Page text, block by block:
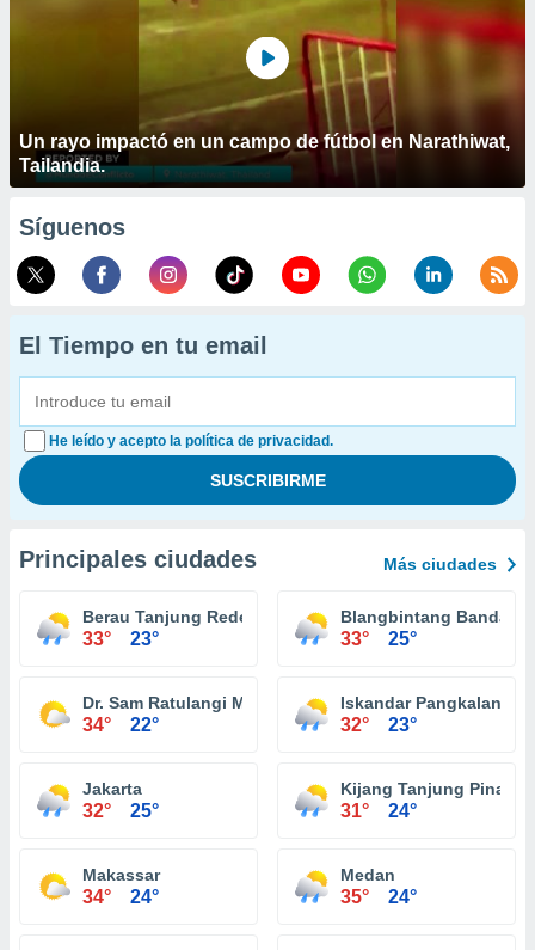
Un rayo impactó en un campo de fútbol en Narathiwat,
Tailandia.
Síguenos
El Tiempo en tu email
He leído y acepto la política de privacidad.
Principales ciudades Más ciudades
Berau Tanjung Redeb
33° 23°
Blangbintang Banda
33° 25°
Dr. Sam Ratulangi Menado
34° 22°
Iskandar Pangkalan
32° 23°
Jakarta
32° 25°
Kijang Tanjung Pinang
31° 24°
Makassar
34° 24°
Medan
35° 24°